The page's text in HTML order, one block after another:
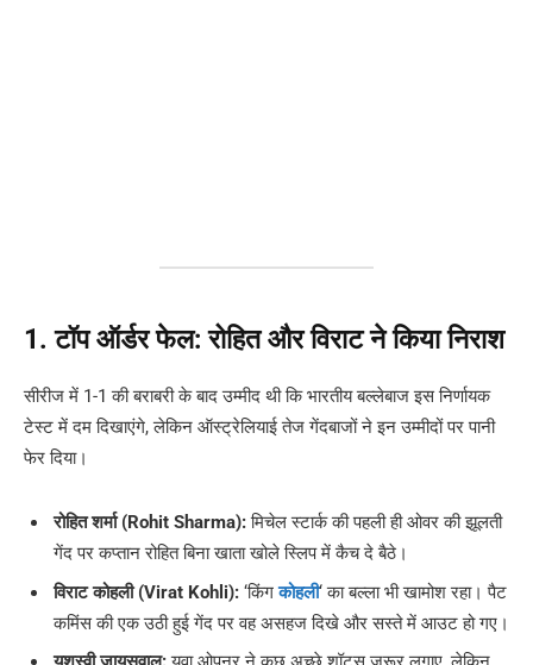
1. टॉप ऑर्डर फेल: रोहित और विराट ने किया निराश
सीरीज में 1-1 की बराबरी के बाद उम्मीद थी कि भारतीय बल्लेबाज इस निर्णायक
टेस्ट में दम दिखाएंगे, लेकिन ऑस्ट्रेलियाई तेज गेंदबाजों ने इन उम्मीदों पर पानी
फेर दिया।
रोहित शर्मा (Rohit Sharma):मिचेल स्टार्क की पहली ही ओवर की झूलती
गेंद पर कप्तान रोहित बिना खाता खोले स्लिप में कैच दे बैठे।
विराट कोहली (Virat Kohli): ‘किंगकोहली‘ का बल्ला भी खामोश रहा। पैट
कमिंस की एक उठी हुई गेंद पर वह असहज दिखे और सस्ते में आउट हो गए।